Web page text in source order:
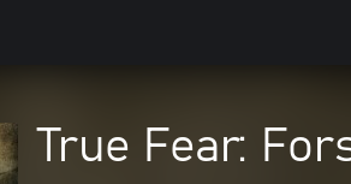
True Fear: